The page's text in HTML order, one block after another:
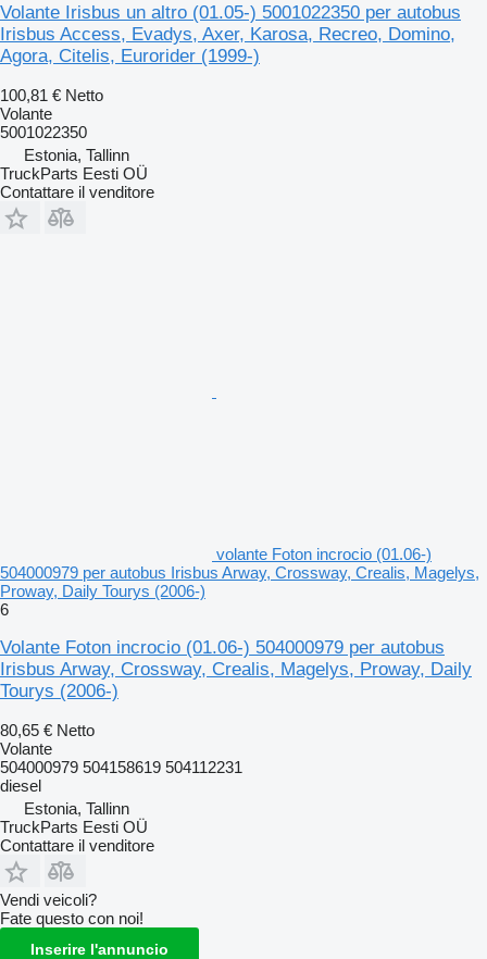
Volante Irisbus un altro (01.05-) 5001022350 per autobus
Irisbus Access, Evadys, Axer, Karosa, Recreo, Domino,
Agora, Citelis, Eurorider (1999-)
100,81 € Netto
Volante
5001022350
Estonia, Tallinn
TruckParts Eesti OÜ
Contattare il venditore
volante Foton incrocio (01.06-)
504000979 per autobus Irisbus Arway, Crossway, Crealis, Magelys,
Proway, Daily Tourys (2006-)
6
Volante Foton incrocio (01.06-) 504000979 per autobus
Irisbus Arway, Crossway, Crealis, Magelys, Proway, Daily
Tourys (2006-)
80,65 € Netto
Volante
504000979 504158619 504112231
diesel
Estonia, Tallinn
TruckParts Eesti OÜ
Contattare il venditore
Vendi veicoli?
Fate questo con noi!
Inserire l'annuncio